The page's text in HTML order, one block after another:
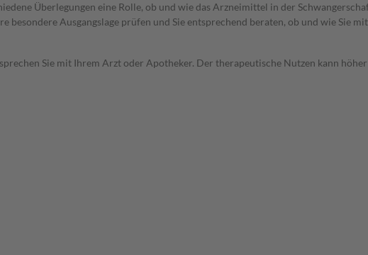
Überlegungen eine Rolle, ob und wie das Arzneimittel in der
Ausgangslage prüfen und Sie entsprechend beraten, ob und wie Sie
Sie mit Ihrem Arzt oder Apotheker. Der therapeutische Nutzen kann